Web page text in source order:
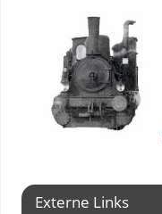
Externe Links